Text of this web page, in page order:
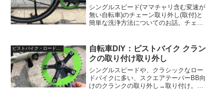
シングルスピード(ママチャリ含む変速が
無い自転車)のチェーン取り外し(取付)と
簡単な洗浄方法についてのお話。チェー
ると、一箇所ほかと違う部品で繋がれて
いる箇所があります...
ピストバイク・ロードバイク
自転車DIY：ピストバイク クラン
クの取り付け取り外し
シングルスピードや、クラシックなロー
ドバイクに多い、スクエアテーパーBB向
けのクランクの取り外し→取り付け。シ